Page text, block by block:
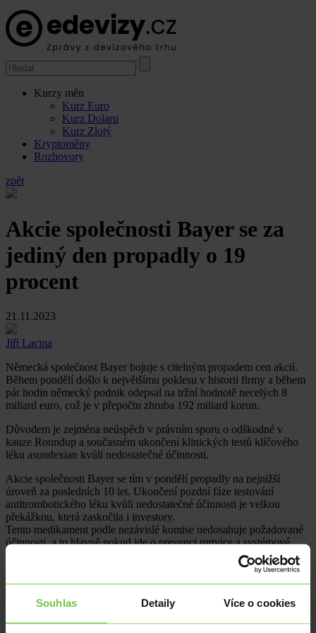
Souhlas Detaily Více o cookies
Kurzy měn
Kurz Euro
Kurz Dolaru
Kurz Zlotý
Kryptoměny
Rozhovory
zpět
Akcie společnosti Bayer se za
jediný den propadly o 19
procent
21.11.2023
Jiří Lacina
Německá společnost Bayer bojuje s citelným propadem cen akcií.
Během pondělí došlo k největšímu poklesu v historii firmy a během
pár hodin německý podnik odepsal na tržní hodnotě necelých 8
miliard euro, což je v přepočtu zhruba 192 miliard korun.
Důvodem je zejména neúspěch v právním sporu o odškodné v
kauze Roundup a současném ukončení klinických testů klíčového
léku asundexian kvůli nedostatečné účinnosti.
Akcie společnosti Bayer se tím v pondělí propadly na nejnižší
úroveň za posledních 10 let. Ukončení pozdní fáze testování
antitrombotického léku kvůli nedostatečné účinnosti je velkou
překážkou, která zaskočila i investory.
Tento medikament podle nezávislé komise nedosahuje požadované
účinnosti, a to hlavně pokud jde o prevenci mrtvice a systémové
embolie u pacientů s formou abnormálního srdečního rytmu
zvaného fibrilace síní. Rozhodnutí studie označili za významně
Vedení společnosti ale slibuje, že v dalších studií s asundexianem